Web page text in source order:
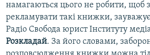
намагаються цього не робити, щоб
рекламувати такі книжки,
Радіо Свобода юрист Інституту
Розкладай. За його словами,